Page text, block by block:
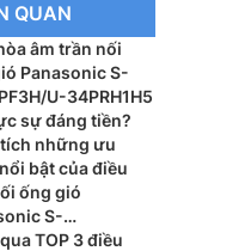
QUAN
âm trần nối
Panasonic S-
U-34PRH1H5
sự đáng tiền?
những ưu
bật của điều
ống gió
S-
U-48PR1H8
TOP 3 điều